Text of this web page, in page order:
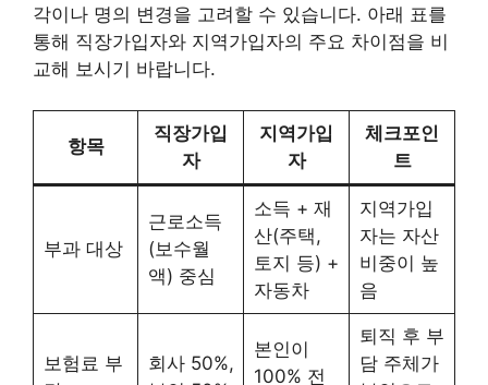
각이나 명의 변경을 고려할 수 있습니다. 아래 표를
통해 직장가입자와 지역가입자의 주요 차이점을 비
교해 보시기 바랍니다.
항목
직장가입
자
지역가입
자
체크포인
트
부과 대상
근로소득
(보수월
액) 중심
소득 + 재
산(주택,
토지 등) +
자동차
지역가입
자는 자산
비중이 높
음
보험료 부
회사 50%,
본인이
100% 전
퇴직 후 부
담 주체가